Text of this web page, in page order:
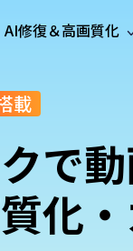
AI修復＆高画質化
PCクリーンアッ
重複ファ
Macを
ユーザ
使い方
ヒント
載
で
化